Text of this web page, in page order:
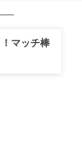
マッチ棒